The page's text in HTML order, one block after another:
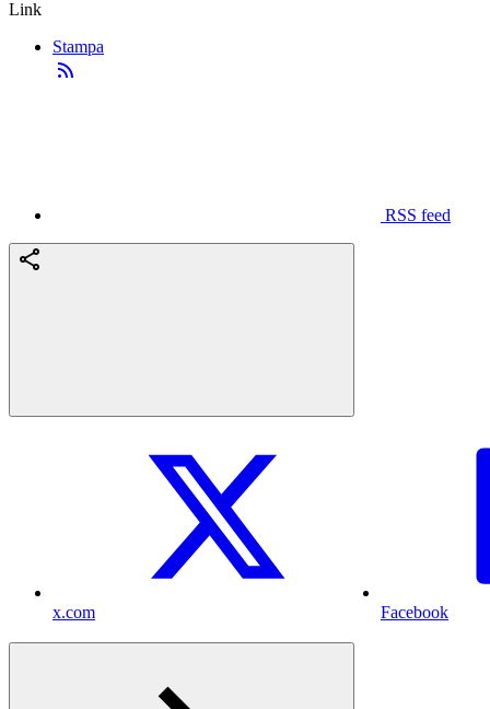
Link
Stampa
RSS feed
x.com Facebook